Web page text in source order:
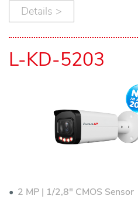
Details >
L-KD-5203
2 MP | 1/2,8" CMOS Sensor